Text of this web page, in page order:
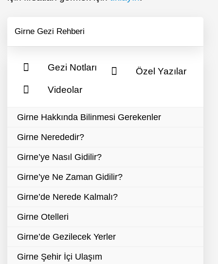
Girne Gezi Rehberi
Gezi Notları
Videolar
Özel Yazılar
Girne Hakkında Bilinmesi Gerekenler
Girne Nerededir?
Girne’ye Nasıl Gidilir?
Girne’ye Ne Zaman Gidilir?
Girne’de Nerede Kalmalı?
Girne Otelleri
Girne’de Gezilecek Yerler
Girne Şehir İçi Ulaşım